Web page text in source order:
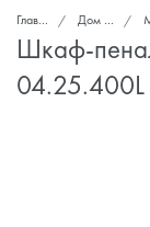
Главная Дом и сад
Шкаф-
04.25.400L